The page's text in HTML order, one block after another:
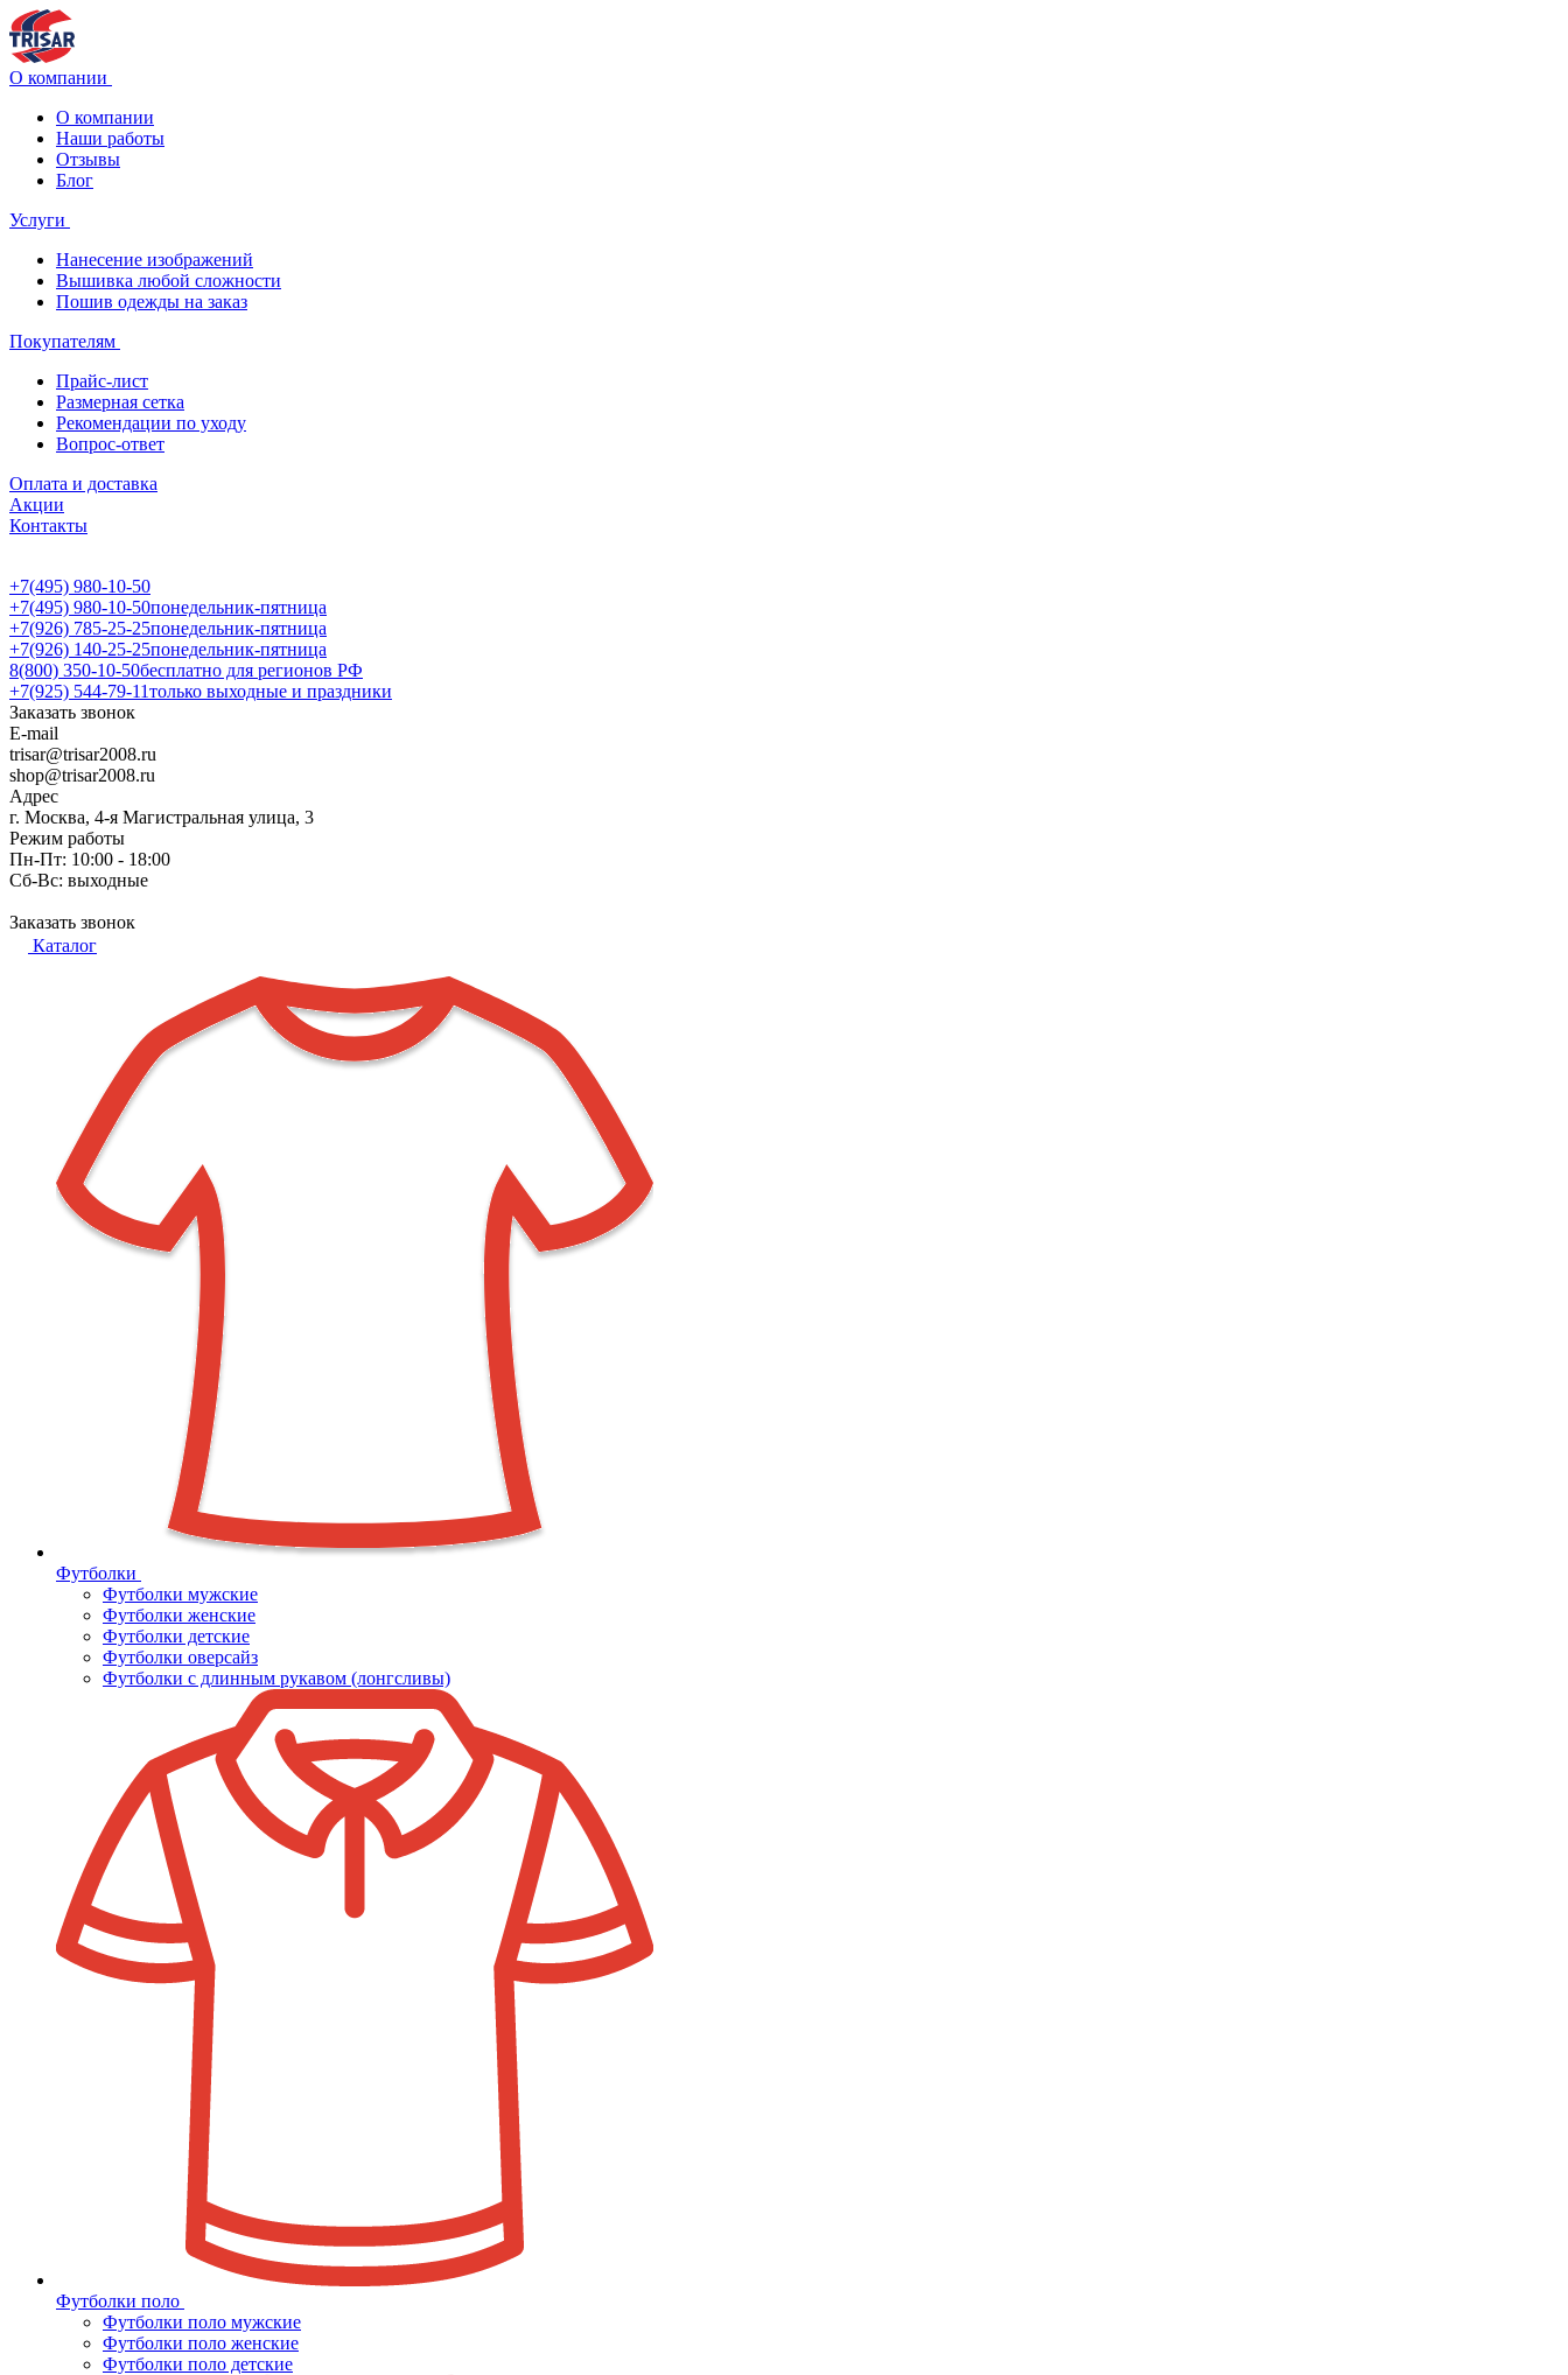
О компании
О компании
Наши работы
Отзывы
Блог
Услуги
Нанесение изображений
Вышивка любой сложности
Пошив одежды на заказ
Покупателям
Прайс-лист
Размерная сетка
Рекомендации по уходу
Вопрос-ответ
Оплата и доставка
Акции
Контакты
+7(495) 980-10-50
+7(495) 980-10-50понедельник-пятница
+7(926) 785-25-25понедельник-пятница
+7(926) 140-25-25понедельник-пятница
8(800) 350-10-50бесплатно для регионов РФ
+7(925) 544-79-11только выходные и праздники
Заказать звонок
E-mail
trisar@trisar2008.ru
shop@trisar2008.ru
Адрес
г. Москва, 4-я Магистральная улица, 3
Режим работы
Пн-Пт: 10:00 - 18:00
Сб-Вс: выходные
Заказать звонок
Каталог
Футболки
Футболки мужские
Футболки женские
Футболки детские
Футболки оверсайз
Футболки с длинным рукавом (лонгсливы)
Футболки поло
Футболки поло мужские
Футболки поло женские
Футболки поло детские